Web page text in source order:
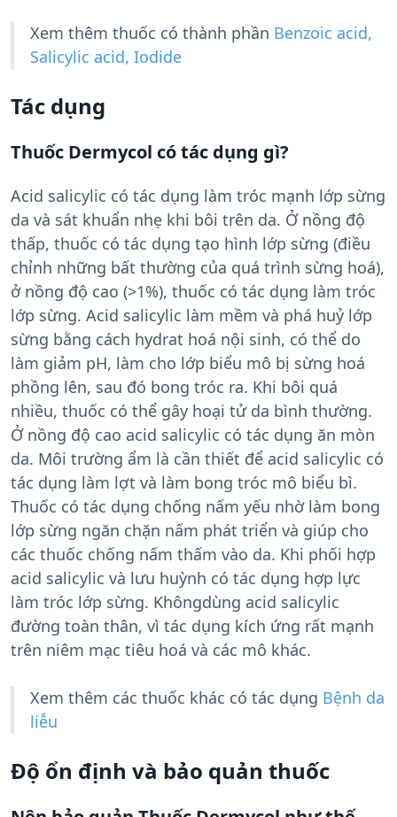
Xem thêm thuốc có thành phần Benzoic acid,
Salicylic acid, Iodide
Tác dụng
Thuốc Dermycol có tác dụng gì?
Acid salicylic có tác dụng làm tróc mạnh lớp sừng
da và sát khuẩn nhẹ khi bôi trên da. Ở nồng độ
thấp, thuốc có tác dụng tạo hình lớp sừng (điều
chỉnh những bất thường của quá trình sừng hoá),
ở nồng độ cao (>1%), thuốc có tác dụng làm tróc
lớp sừng. Acid salicylic làm mềm và phá huỷ lớp
sừng bằng cách hydrat hoá nội sinh, có thể do
làm giảm pH, làm cho lớp biểu mô bị sừng hoá
phồng lên, sau đó bong tróc ra. Khi bôi quá
nhiều, thuốc có thể gây hoại tử da bình thường.
Ở nồng độ cao acid salicylic có tác dụng ăn mòn
da. Môi trường ẩm là cần thiết để acid salicylic có
tác dụng làm lợt và làm bong tróc mô biểu bì.
Thuốc có tác dụng chống nấm yếu nhờ làm bong
lớp sừng ngăn chặn nấm phát triển và giúp cho
các thuốc chống nấm thấm vào da. Khi phối hợp
acid salicylic và lưu huỳnh có tác dụng hợp lực
làm tróc lớp sừng. Khôngdùng acid salicylic
đường toàn thân, vì tác dụng kích ứng rất mạnh
trên niêm mạc tiêu hoá và các mô khác.
Xem thêm các thuốc khác có tác dụng Bệnh da
liễu
Độ ổn định và bảo quản thuốc